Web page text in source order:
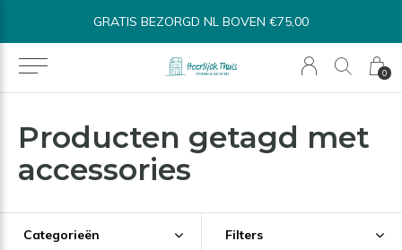
0
GRATIS BEZORGD NL BOVEN €75,00
Producten getagd met
accessories
Categorieën Filters